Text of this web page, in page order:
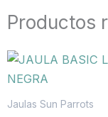
Productos
Jaulas Sun Parrots